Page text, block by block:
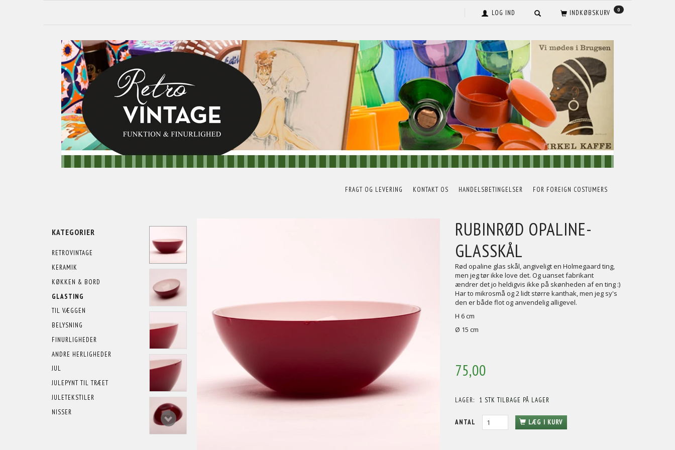
LOG IND INDKØBSKURV 0
FRAGT OG LEVERING KONTAKT OS HANDELSBETINGELSER FOR FOREIGN COSTUMERS
KATEGORIER
RETROVINTAGE
KERAMIK
KØKKEN & BORD
GLASTING
TIL VÆGGEN
BELYSNING
FINURLIGHEDER
ANDRE HERLIGHEDER
JUL
JULEPYNT TIL TRÆET
JULETEKSTILER
NISSER
RUBINRØD OPALINE-
GLASSKÅL
Rød opaline glas skål, angiveligt en Holmegaard ting,
men jeg tør ikke love det. Og uanset fabrikant
ændrer det jo heldigvis ikke på skønheden af en ting :)
Har to mikrosmå og 2 lidt større kanthak, men jeg sy's
den er både flot og anvendelig alligevel.
H 6 cm
Ø 15 cm
75,00
LAGER: 1 STK TILBAGE PÅ LAGER
ANTAL LÆG I KURV